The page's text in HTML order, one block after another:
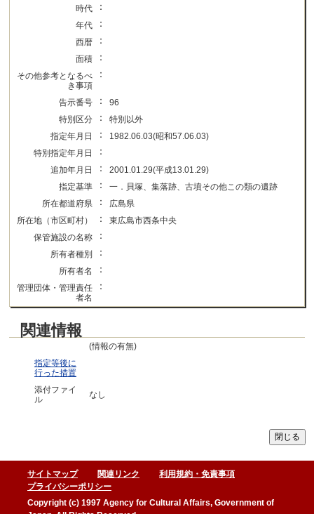
時代 ：
年代 ：
西暦 ：
面積 ：
その他参考となるべ
き事項
：
告示番号 ：
96
特別区分
：
特別以外
指定年月日
：
1982.06.03(昭和57.06.03)
特別指定年月日
：
追加年月日 ：
2001.01.29(平成13.01.29)
指定基準
：
一．貝塚、集落跡、古墳その他この類の遺跡
所在都道府県
：
広島県
所在地（市区町村）
：
東広島市西条中央
保管施設の名称
：
所有者種別 ：
所有者名 ：
管理団体・管理責任
者名
：
関連情報
(情報の有無)
指定等後に
行った措置
添付ファイ
ル
なし
サイトマップ 関連リンク
利用規約・免責事項
プライバシーポリシー
Copyright (c) 1997 Agency for Cultural Affairs, Government of